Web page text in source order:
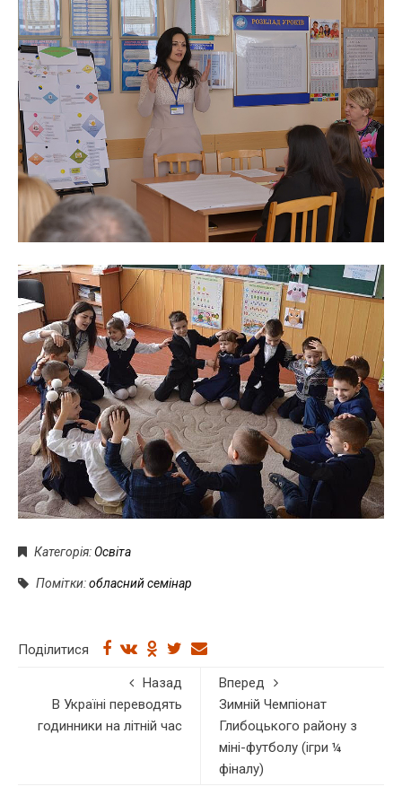
Категорія:Освіта
Помітки:обласний семінар
Поділитися
Назад
В Україні переводять
годинники на літній час
Вперед
Зимній Чемпіонат
Глибоцького району з
міні-футболу (ігри ¼
фіналу)